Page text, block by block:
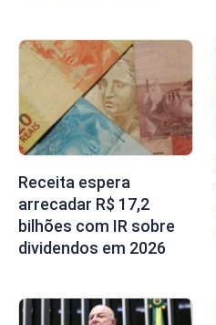
Receita espera
arrecadar R$ 17,2
bilhões com IR sobre
dividendos em 2026